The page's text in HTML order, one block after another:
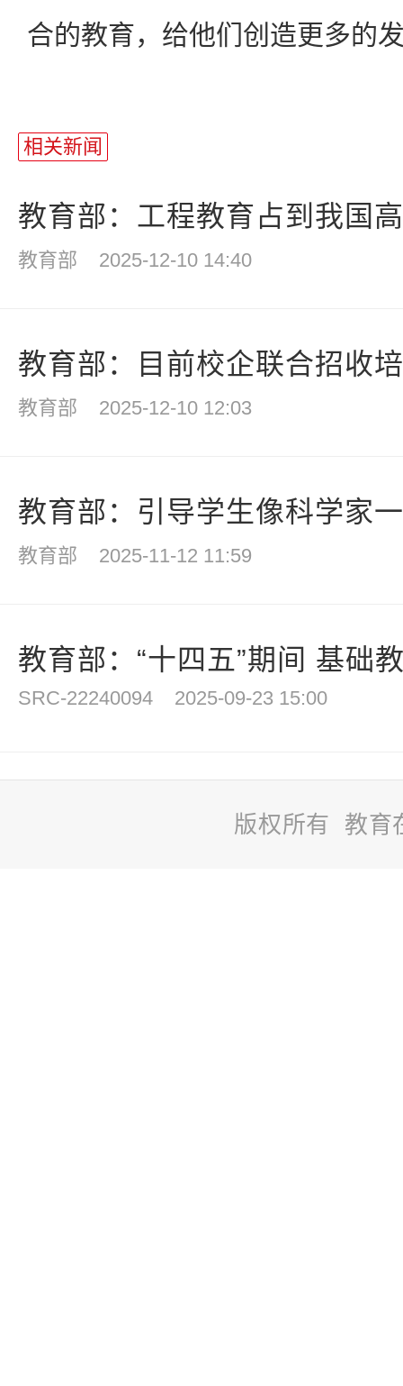
合的教育，给他们创造更多的
相关新闻
教育部：工程教育占到我国
教育部 2025-12-10 14:40
教育部：目前校企联合招收
教育部 2025-12-10 12:03
教育部：引导学生像科学家
教育部 2025-11-12 11:59
教育部：“十四五”期间 基础
SRC-22240094 2025-09-23 15:00
版权所有 教育